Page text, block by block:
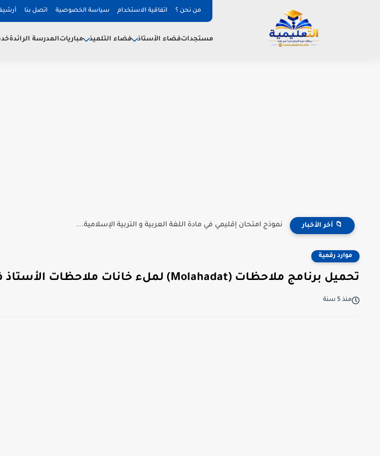
من نحن ؟ اتفاقية الاستخدام سياسة الخصوصية اتصل بنا
مستجداتفضاء الأستاذ فضاء التلميذ مبارياتالمدرسة الرائدة
📁 آخر الأخبار نموذج امتحان إقليمي في مادة اللغة العربية و التربية الإسلامية...
موارد رقمية
تحميل برنامج ملاحظات (Molahadat) لملء خانات ملاحظات الأستاذ في مسار
منذ 5 سنة